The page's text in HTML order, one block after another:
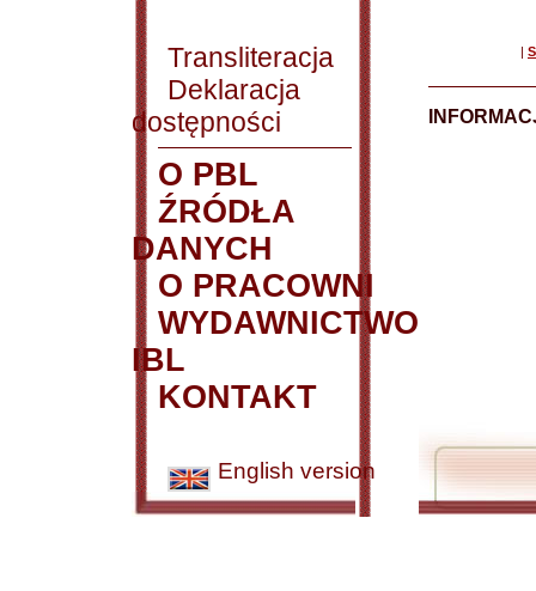
Transliteracja
Deklaracja
dostępności
O PBL
ŹRÓDŁA
DANYCH
O PRACOWNI
WYDAWNICTWO
IBL
KONTAKT
English version
|